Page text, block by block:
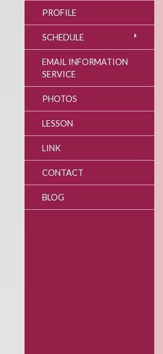
PROFILE
SCHEDULE
EMAIL INFORMATION
SERVICE
PHOTOS
LESSON
LINK
CONTACT
BLOG